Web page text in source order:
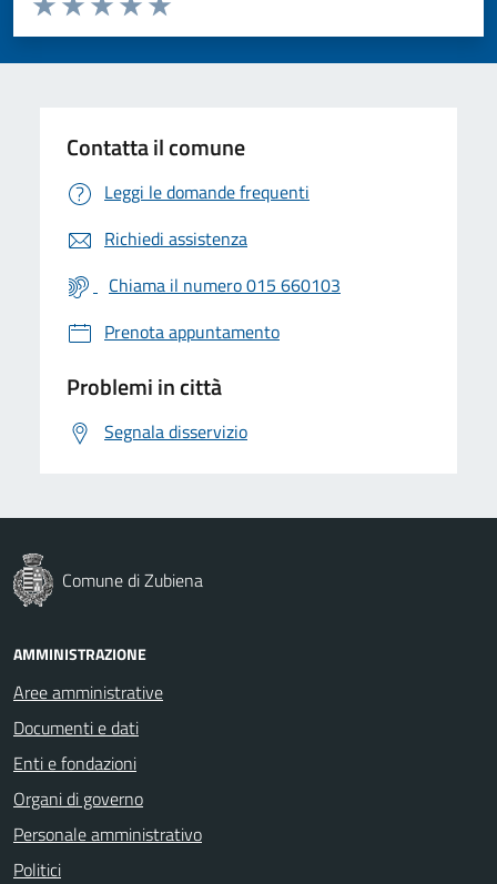
Valuta 5 stelle su 5
Valuta 4 stelle su 5
Valuta 3 stelle su 5
Valuta 2 stelle su 5
Valuta 1 stelle su 5
Contatta il comune
Leggi le domande frequenti
Richiedi assistenza
Chiama il numero 015 660103
Prenota appuntamento
Problemi in città
Segnala disservizio
Comune di Zubiena
AMMINISTRAZIONE
Aree amministrative
Documenti e dati
Enti e fondazioni
Organi di governo
Personale amministrativo
Politici